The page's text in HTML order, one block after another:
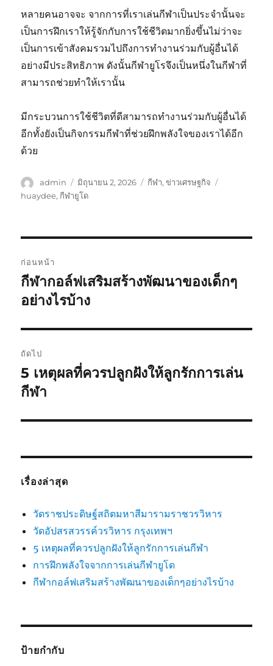
หลายคนอาจจะ จากการที่เราเล่นกีฬาเป็นประจำนั้นจะ
เป็นการฝึกเราให้รู้จักกับการใช้ชีวิตมากยิ่งขึ้นไม่ว่าจะ
เป็นการเข้าสังคมรวมไปถึงการทำงานร่วมกับผู้อื่นได้
อย่างมีประสิทธิภาพ ดังนั้นกีฬายูโรจึงเป็นหนึ่งในกีฬาที่
สามารถช่วยทำให้เรานั้น
มีกระบวนการใช้ชีวิตที่ดีสามารถทำงานร่วมกับผู้อื่นได้
อีกทั้งยังเป็นกิจกรรมกีฬาที่ช่วยฝึกพลังใจของเราได้อีก
ด้วย
ผู้
เขียน
admin
เขียน
เมื่อ
มิถุนายน 2, 2026
หมวด
กีฬา,ข่าวเศรษฐกิจ
huaydee, กีฬายูโด
เรื่อง
ก่อนหน้า
เรื่อง
ก่อน
กีฬากอล์ฟเสริมสร้างพัฒนาของเด็กๆ
อย่างไรบ้าง
ถัดไป
เรื่อง
ต่อ
5 เหตุผลที่ควรปลูกฝังให้ลูกรักการเล่น
กีฬา
เรื่องล่าสุด
วัดราชประดิษฐ์สถิตมหาสีมารามราชวรวิหาร
วัดอัปสรสวรรค์วรวิหาร กรุงเทพฯ
5 เหตุผลที่ควรปลูกฝังให้ลูกรักการเล่นกีฬา
การฝึกพลังใจจากการเล่นกีฬายูโด
กีฬากอล์ฟเสริมสร้างพัฒนาของเด็กๆอย่างไรบ้าง
ป้ายกำกับ